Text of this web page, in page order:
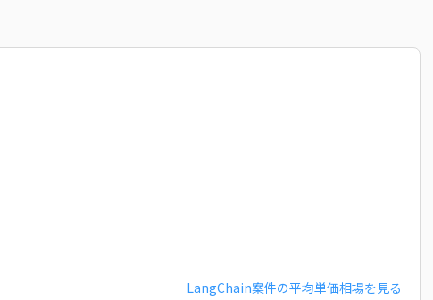
LangChain案件の平均単価相場を見る